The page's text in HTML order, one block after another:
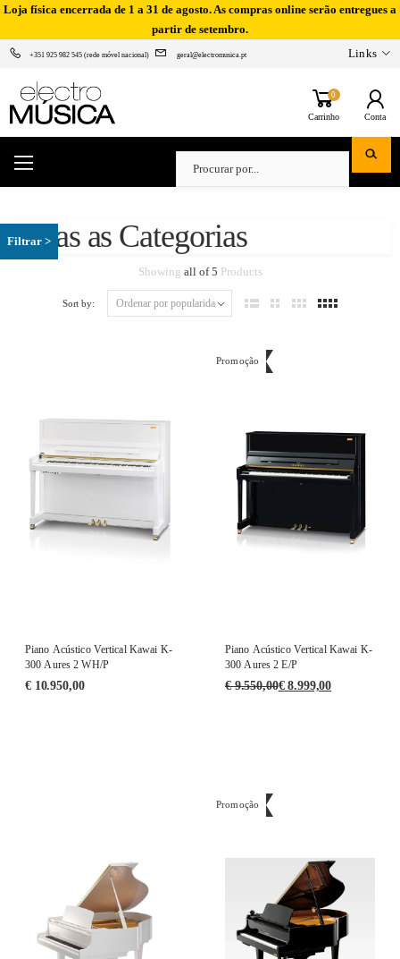
Loja física encerrada de 1 a 31 de agosto. As compras online serão entregues a
partir de setembro.
+351 925 982 545 (rede móvel nacional) geral@electromusica.pt Links
0
Carrinho Conta
Todas as Categorias
Showing all of 5 Products
Sort by:
Piano Acústico Vertical Kawai K-
300 Aures 2 WH/P
€10.950,00
Promoção
Piano Acústico Vertical Kawai K-
300 Aures 2 E/P
€9.550,00€8.999,00
Promoção